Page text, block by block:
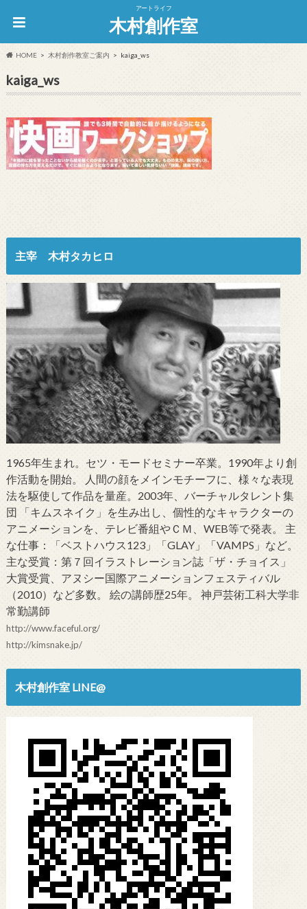
アートライフ
木村創作室
HOME 木村創作教室ご案内 kaiga_ws
kaiga_ws
主宰 木村タカヒロ
1965年生まれ。セツ・モードセミナー卒業。1990年より創
作活動を開始。 人間の顔をメインモチーフに、様々な表現
法を駆使して作品を量産。2003年、バーチャルタレント集
団 「キムスネイク」を生み出し、個性的なキャラクターの
アニメーションを、テレビ番組やＣＭ、WEB等で発表。 主
な仕事：「ベストハウス123」「GLAY」「VAMPS」など。
主な受賞：第７回イラストレーション誌「ザ・チョイス」
大賞受賞、アヌシー国際アニメーションフェスティバル
（2010）など多数。 絵の講師歴25年。 神戸芸術工科大学非
常勤講師
http://www.faceful.org/
http://kimsnake.jp/
木村創作室 LINE@